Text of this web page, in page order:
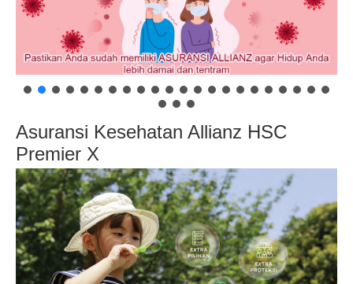
Asuransi Kesehatan Allianz HSC
Premier X